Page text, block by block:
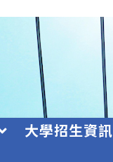
大學招生資訊